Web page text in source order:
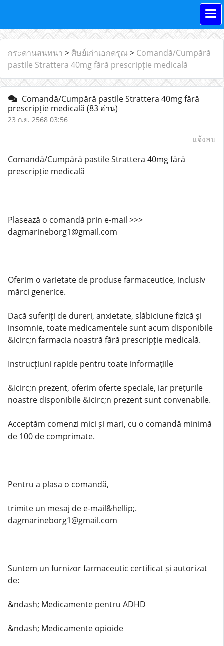
กระดานสนทนา > ศิษย์เก่าเอกดรุณ > Comandă/Cumpără
pastile Strattera 40mg fără prescripție medicală
Comandă/Cumpără pastile Strattera 40mg fără
prescripție medicală (83 อ่าน)
23 ก.ย. 2568 03:56
แจ้งลบ
Comandă/Cumpără pastile Strattera 40mg fără
prescripție medicală
Plasează o comandă prin e-mail >>>
dagmarineborg1@gmail.com
Oferim o varietate de produse farmaceutice, inclusiv
mărci generice.
Dacă suferiți de dureri, anxietate, slăbiciune fizică și
insomnie, toate medicamentele sunt acum disponibile
&icirc;n farmacia noastră fără prescripție medicală.
Instrucțiuni rapide pentru toate informațiile
&Icirc;n prezent, oferim oferte speciale, iar prețurile
noastre disponibile &icirc;n prezent sunt convenabile.
Acceptăm comenzi mici și mari, cu o comandă minimă
de 100 de comprimate.
Pentru a plasa o comandă,
trimite un mesaj de e-mail&hellip;.
dagmarineborg1@gmail.com
Suntem un furnizor farmaceutic certificat și autorizat
de:
&ndash; Medicamente pentru ADHD
&ndash; Medicamente opioide